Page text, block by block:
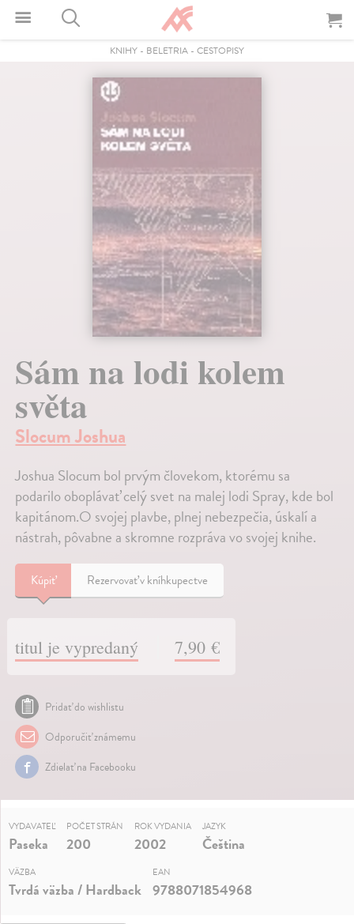
KNIHY - BELETRIA - CESTOPISY
Sám na lodi kolem
světa
Slocum Joshua
Joshua Slocum bol prvým človekom, ktorému sa
podarilo oboplávať celý svet na malej lodi Spray, kde bol
kapitánom.O svojej plavbe, plnej nebezpečia, úskalí a
nástrah, pôvabne a skromne rozpráva vo svojej knihe.
Kúpiť Rezervovať v kníhkupectve
titul je vypredaný 7,90 €
Pridať do wishlistu
Odporučiť známemu
Zdielať na Facebooku
VYDAVATEĽ
Paseka
POČET STRÁN
200
ROK VYDANIA
2002
JAZYK
Čeština
VÄZBA
Tvrdá väzba / Hardback
EAN
9788071854968